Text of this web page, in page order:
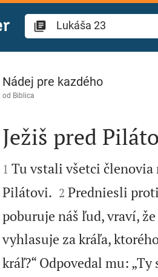
Lukáša 23
Nádej pre kazdého
od Biblica

Ježiš pred

1 Tu vstali všetci
Pilátovi.
2 Predniesli
poburuje náš ľud, vraví,
vyhlasuje za kráľa,
kráľ?“ Odpovedal mu: „Ty